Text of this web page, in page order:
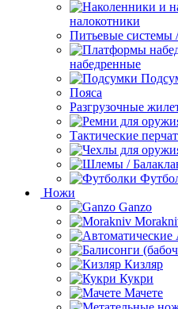
налокотники
Питьевые системы
набедренные
Пояса
Разгрузочные
Тактические
Ножи
Ganzo
Кизляр
Кукри
Мачете